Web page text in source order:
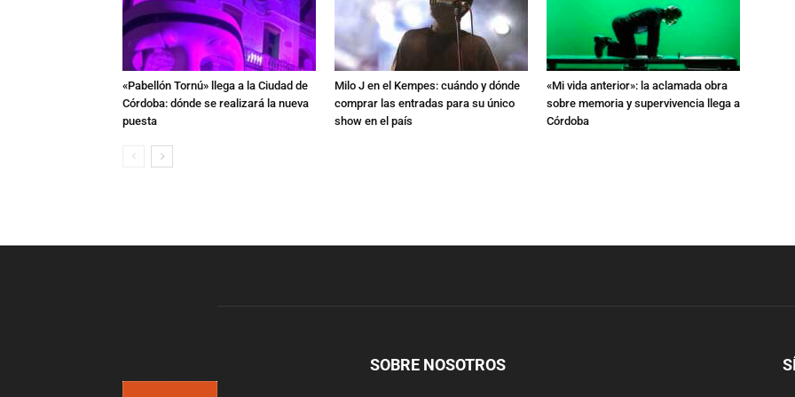
«Pabellón Tornú» llega a la Ciudad de
Córdoba: dónde se realizará la nueva
puesta
Milo J en el Kempes: cuándo y dónde
comprar las entradas para su único
show en el país
«Mi vida anterior»: la aclamada obra
sobre memoria y supervivencia llega a
Córdoba
SOBRE NOSOTROS